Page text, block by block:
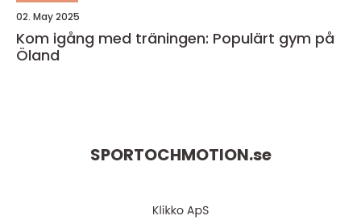
02. May 2025
Kom igång med träningen: Populärt gym på
Öland
SPORTOCHMOTION.se